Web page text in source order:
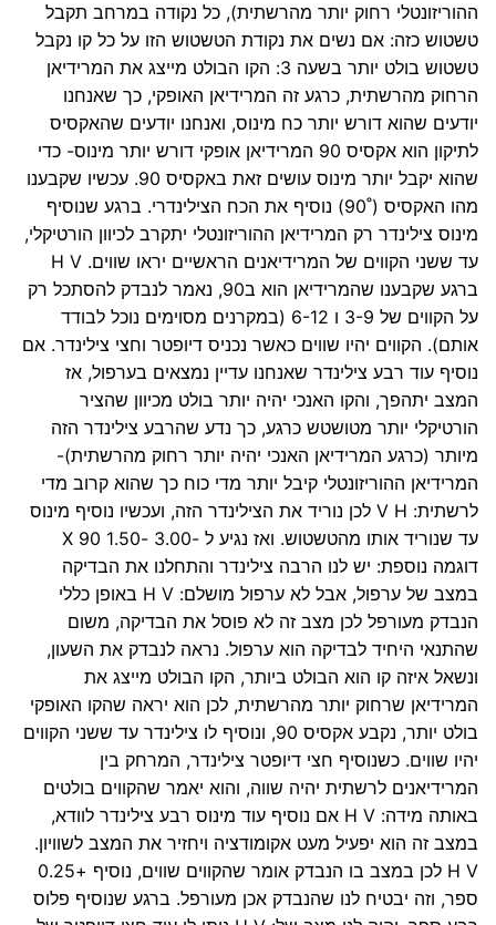
ההוריזונטלי רחוק יותר מהרשתית), כל נקודה במרחב תקבל
טשטוש כזה: אם נשים את נקודת הטשטוש הזו על כל קו נקבל
טשטוש בולט יותר בשעה 3: הקו הבולט מייצג את המרידיאן
הרחוק מהרשתית, כרגע זה המרידיאן האופקי, כך שאנחנו
יודעים שהוא דורש יותר כח מינוס, ואנחנו יודעים שהאקסיס
לתיקון הוא אקסיס 90 המרידיאן אופקי דורש יותר מינוס- כדי
שהוא יקבל יותר מינוס עושים זאת באקסיס 90. עכשיו שקבענו
מהו האקסיס (˚90) נוסיף את הכח הצילינדרי. ברגע שנוסיף
מינוס צילינדר רק המרידיאן ההוריזונטלי יתקרב לכיוון הורטיקלי,
עד ששני הקווים של המרידיאנים הראשיים יראו שווים. H V
ברגע שקבענו שהמרידיאן הוא ב90, נאמר לנבדק להסתכל רק
על הקווים של 3-9 ו 6-12 (במקרנים מסוימים נוכל לבודד
אותם). הקווים יהיו שווים כאשר נכניס דיופטר וחצי צילינדר. אם
נוסיף עוד רבע צילינדר שאנחנו עדיין נמצאים בערפול, אז
המצב יתהפך, והקו האנכי יהיה יותר בולט מכיוון שהציר
הורטיקלי יותר מטושטש כרגע, כך נדע שהרבע צילינדר הזה
מיותר (כרגע המרידיאן האנכי יהיה יותר רחוק מהרשתית)-
המרידיאן ההוריזונטלי קיבל יותר מדי כוח כך שהוא קרוב מדי
לרשתית: V H לכן נוריד את הצילינדר הזה, ועכשיו נוסיף מינוס
עד שנוריד אותו מהטשטוש. ואז נגיע ל -3.00 -1.50 X 90
דוגמה נוספת: יש לנו הרבה צילינדר והתחלנו את הבדיקה
במצב של ערפול, אבל לא ערפול מושלם: H V באופן כללי
הנבדק מעורפל לכן מצב זה לא פוסל את הבדיקה, משום
שהתנאי היחיד לבדיקה הוא ערפול. נראה לנבדק את השעון,
ונשאל איזה קו הוא הבולט ביותר, הקו הבולט מייצג את
המרידיאן שרחוק יותר מהרשתית, לכן הוא יראה שהקו האופקי
בולט יותר, נקבע אקסיס 90, ונוסיף לו צילינדר עד ששני הקווים
יהיו שווים. כשנוסיף חצי דיופטר צילינדר, המרחק בין
המרידיאנים לרשתית יהיה שווה, והוא יאמר שהקווים בולטים
באותה מידה: H V אם נוסיף עוד מינוס רבע צילינדר לוודא,
במצב זה הוא יפעיל מעט אקומודציה ויחזיר את המצב לשוויון.
H V לכן במצב בו הנבדק אומר שהקווים שווים, נוסיף +0.25
ספר, וזה יבטיח לנו שהנבדק אכן מעורפל. ברגע שנוסיף פלוס